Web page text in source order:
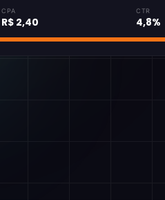
CPA
R$ 2,40
CTR
4,8%